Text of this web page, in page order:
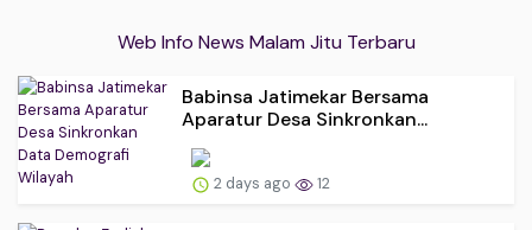
Web Info News Malam Jitu Terbaru
Babinsa Jatimekar Bersama
Aparatur Desa Sinkronkan...
2 days ago 12